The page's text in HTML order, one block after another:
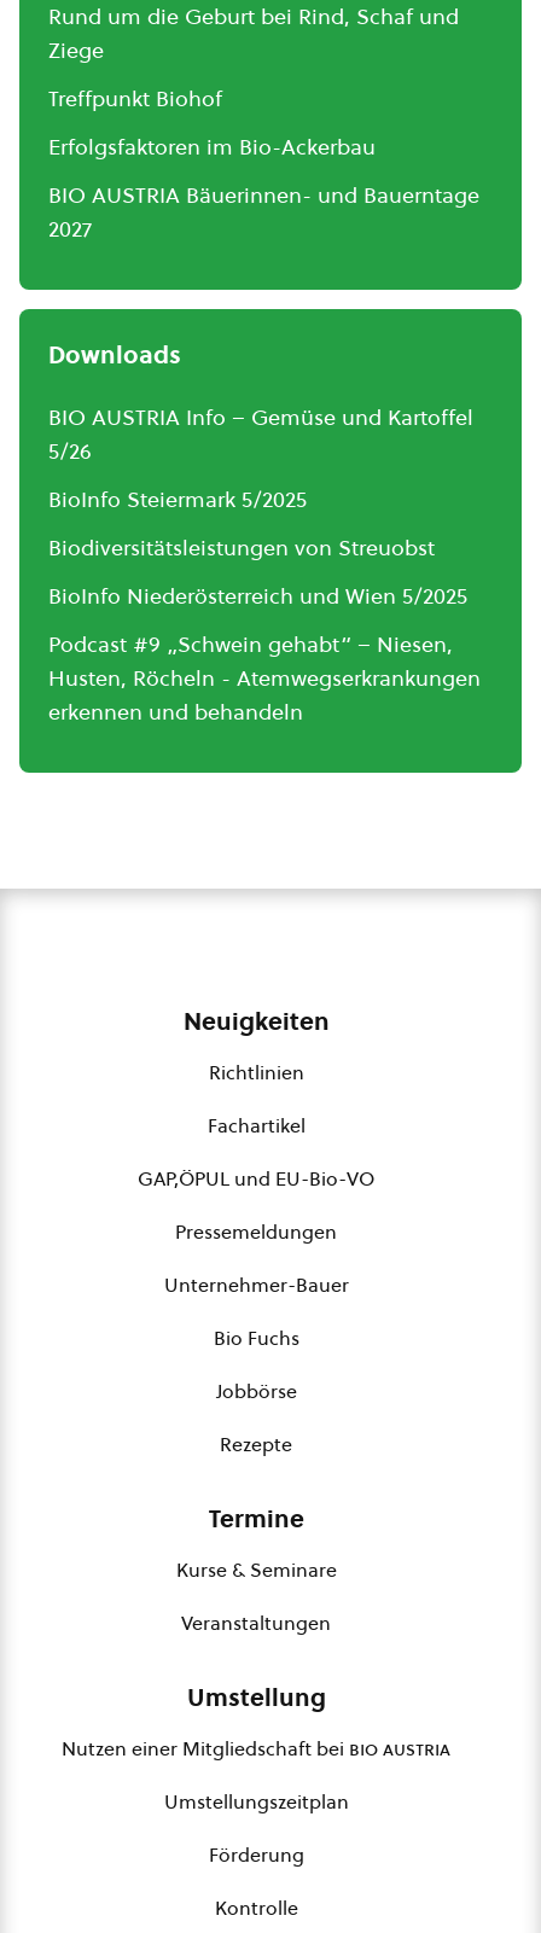
Rund um die Geburt bei Rind, Schaf und
Ziege
Treffpunkt Biohof
Erfolgsfaktoren im Bio-Ackerbau
BIO AUSTRIA Bäuerinnen- und Bauerntage
2027
Downloads
BIO AUSTRIA Info – Gemüse und Kartoffel
5/26
BioInfo Steiermark 5/2025
Biodiversitätsleistungen von Streuobst
BioInfo Niederösterreich und Wien 5/2025
Podcast #9 „Schwein gehabt“ – Niesen,
Husten, Röcheln - Atemwegserkrankungen
erkennen und behandeln
Neuigkeiten
Richtlinien
Fachartikel
GAP,ÖPUL und EU-Bio-VO
Pressemeldungen
Unternehmer-Bauer
Bio Fuchs
Jobbörse
Rezepte
Termine
Kurse & Seminare
Veranstaltungen
Umstellung
Nutzen einer Mitgliedschaft bei bio austria
Umstellungszeitplan
Förderung
Kontrolle